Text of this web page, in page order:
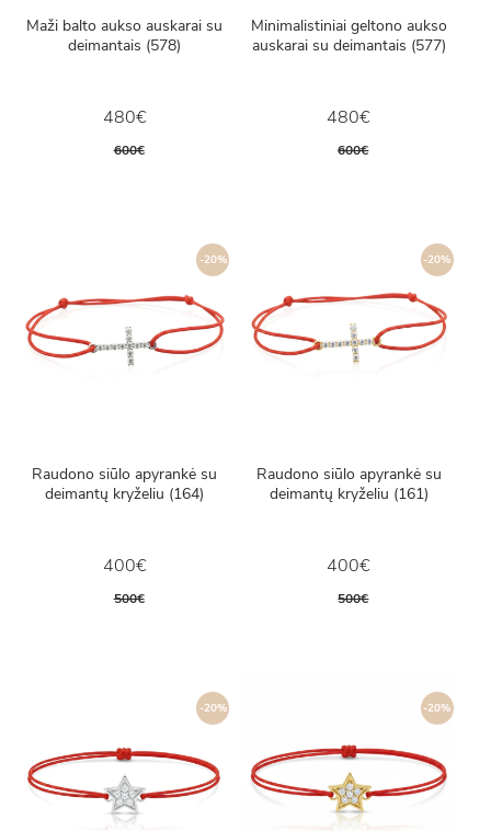
Maži balto aukso auskarai su
deimantais (578)
480€
600€
Minimalistiniai geltono aukso
auskarai su deimantais (577)
480€
600€
-20%
Raudono siūlo apyrankė su
deimantų kryželiu (164)
400€
500€
-20%
Raudono siūlo apyrankė su
deimantų kryželiu (161)
400€
500€
-20% -20%